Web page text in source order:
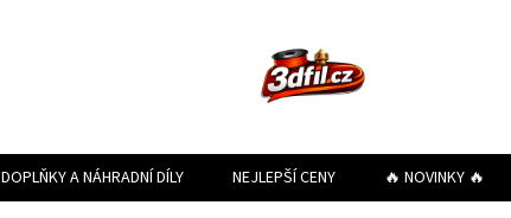
DOPLŇKY A NÁHRADNÍ DÍLY NEJLEPŠÍ CENY 🔥 NOVINKY 🔥